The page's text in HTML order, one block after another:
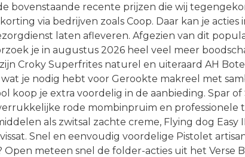
bovenstaande recente prijzen die wij
via bedrijven zoals Coop. Daar kan je
laten afleveren. Afgezien van dit
je in augustus 2026 heel veel meer
Croky Superfrites naturel en uiteraard AH
wat je nodig hebt voor Gerookte makreel met
koop je extra voordelig in de aanbieding. Spar
rode mombinpruim en professionele
als zwitsal zachte creme, Flying dog Easy
Snel en eenvoudig voordelige Pistolet
Open meteen snel de folder-acties uit het Verse